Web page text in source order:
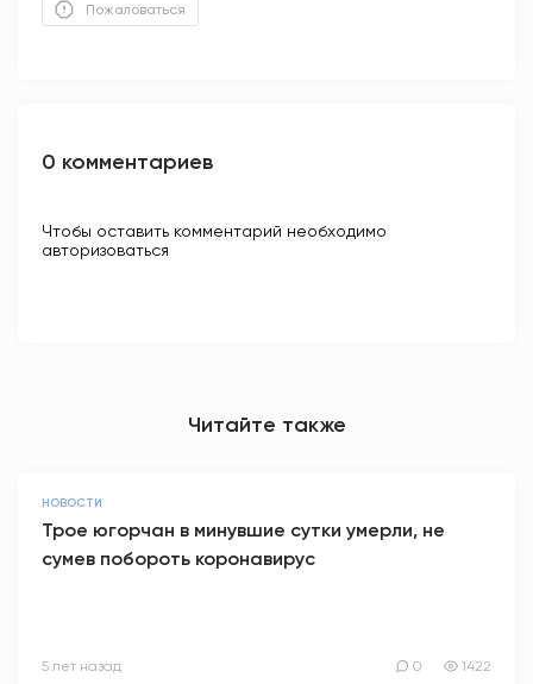
Пожаловаться
0 комментариев
Чтобы оставить комментарий необходимо
авторизоваться
Читайте также
НОВОСТИ
Трое югорчан в минувшие сутки умерли, не
сумев побороть коронавирус
5 лет назад 0 1422